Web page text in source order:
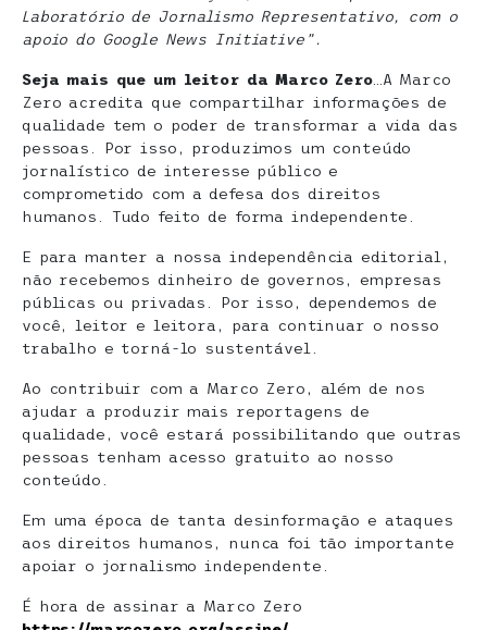
Laboratório de Jornalismo Representativo, com o
apoio do Google News Initiative”.
Seja mais que um leitor da Marco Zero…A Marco
Zero acredita que compartilhar informações de
qualidade tem o poder de transformar a vida das
pessoas. Por isso, produzimos um conteúdo
jornalístico de interesse público e
comprometido com a defesa dos direitos
humanos. Tudo feito de forma independente.
E para manter a nossa independência editorial,
não recebemos dinheiro de governos, empresas
públicas ou privadas. Por isso, dependemos de
você, leitor e leitora, para continuar o nosso
trabalho e torná-lo sustentável.
Ao contribuir com a Marco Zero, além de nos
ajudar a produzir mais reportagens de
qualidade, você estará possibilitando que outras
pessoas tenham acesso gratuito ao nosso
conteúdo.
Em uma época de tanta desinformação e ataques
aos direitos humanos, nunca foi tão importante
apoiar o jornalismo independente.
É hora de assinar a Marco Zero